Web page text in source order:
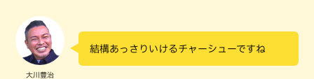
大川豊治
結構あっさりいけるチャーシューですね